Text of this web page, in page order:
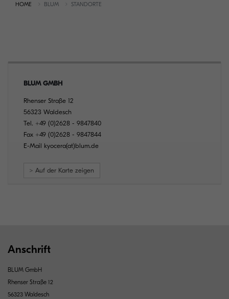
HOME BLUM STANDORTE
BLUM GMBH
Rhenser Straße 12
56323 Waldesch
Tel. +49 (0)2628 - 9847840
Fax +49 (0)2628 - 9847844
E-Mail kyocera(at)blum.de
> Auf der Karte zeigen
Anschrift
BLUM GmbH
Rhenser Straße 12
56323 Waldesch